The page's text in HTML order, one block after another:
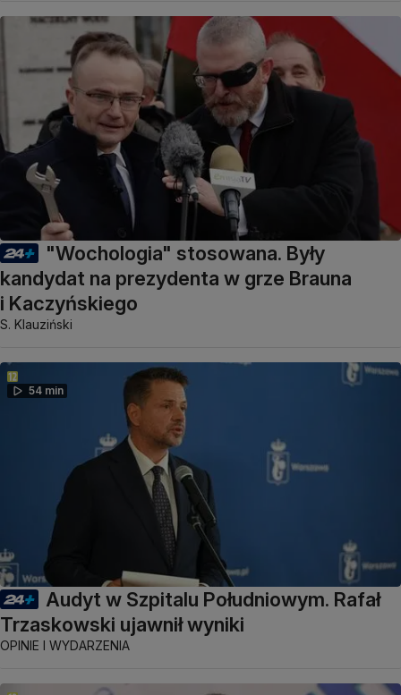
"Wochologia" stosowana. Były
kandydat na prezydenta w grze Brauna
i Kaczyńskiego
S. Klauziński
54 min
Audyt w Szpitalu Południowym. Rafał
Trzaskowski ujawnił wyniki
OPINIE I WYDARZENIA